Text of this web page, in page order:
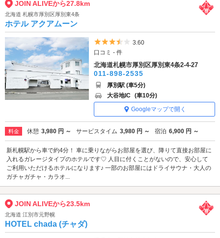
JOIN ALIVEから27.8km
北海道 札幌市厚別区厚別東4条
ホテル アクアムーン
5つ星のうち3.5
3.60
口コミ - 件
北海道札幌市厚別区厚別東4条2-4-27
011-898-2535
厚別駅 (車5分)
大谷地IC (車10分)
Googleマップで開く
料金 休憩 3,980 円 ～ サービスタイム 3,980 円 ～ 宿泊 6,900 円 ～
新札幌駅から車で約4分！ 車に乗りながらお部屋を選び、降りて直接お部屋に
入れるガレージタイプのホテルです♡ 人目に付くことがないので、安心して
ご利用いただけるホテルになります♪ 一部のお部屋にはドライサウナ・大人の
ガチャガチャ・カラオ...
JOIN ALIVEから23.5km
北海道 江別市元野幌
HOTEL chada (チャダ)